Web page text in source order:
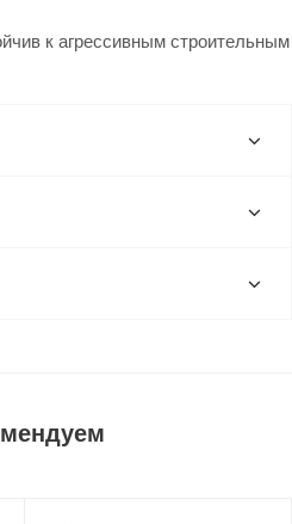
к агрессивным строительным